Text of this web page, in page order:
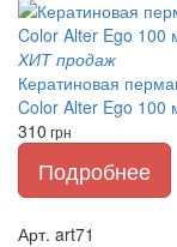
ХИТ продаж
Кератиновая
Color Alter Ego 100
310 грн
Подробнее
Арт. art71